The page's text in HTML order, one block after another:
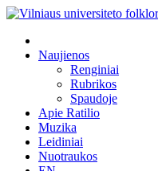
Naujienos
Renginiai
Rubrikos
Spaudoje
Apie Ratilio
Muzika
Leidiniai
Nuotraukos